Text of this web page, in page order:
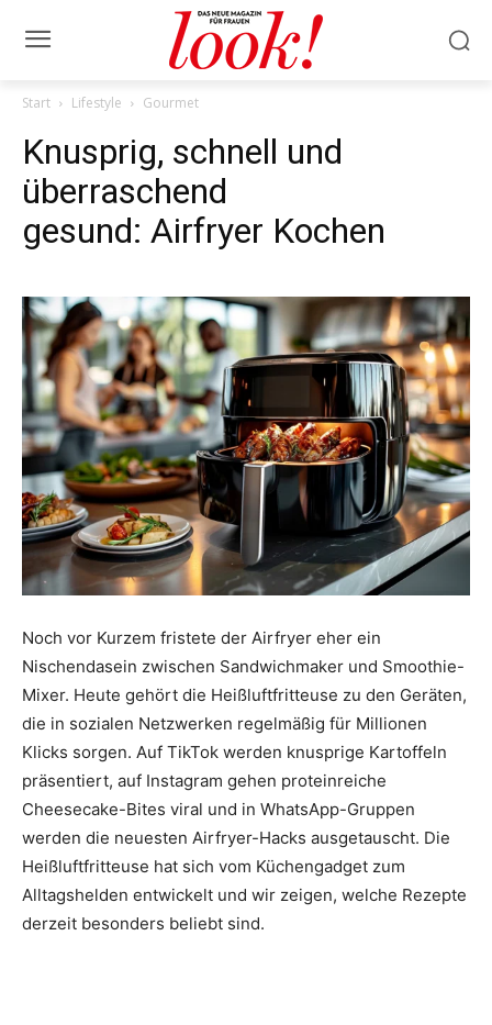
Start Lifestyle Gourmet
Knusprig, schnell und
überraschend
gesund: Airfryer Kochen
Noch vor Kurzem fristete der Airfryer eher ein
Nischendasein zwischen Sandwichmaker und Smoothie-
Mixer. Heute gehört die Heißluftfritteuse zu den Geräten,
die in sozialen Netzwerken regelmäßig für Millionen
Klicks sorgen. Auf TikTok werden knusprige Kartoffeln
präsentiert, auf Instagram gehen proteinreiche
Cheesecake-Bites viral und in WhatsApp-Gruppen
werden die neuesten Airfryer-Hacks ausgetauscht. Die
Heißluftfritteuse hat sich vom Küchengadget zum
Alltagshelden entwickelt und wir zeigen, welche Rezepte
derzeit besonders beliebt sind.